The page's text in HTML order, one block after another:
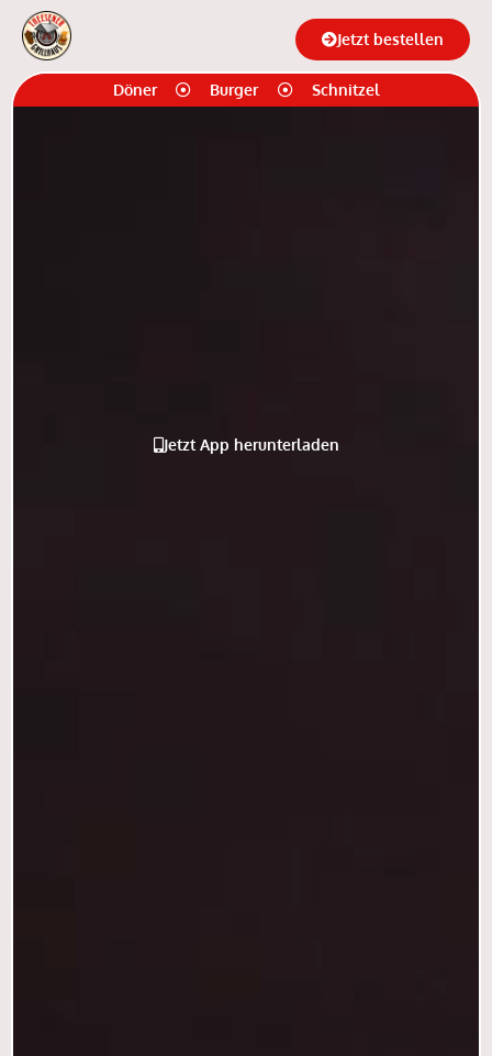
Zum
Inhalt
springen
Jetzt bestellen
Döner Burger Schnitzel
Jetzt App herunterladen